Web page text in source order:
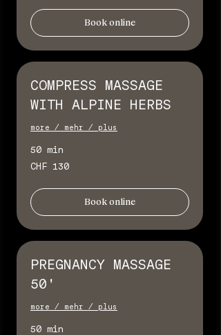
Book online
COMPRESS MASSAGE
WITH ALPINE HERBS
more / mehr / plus
50 min
130
Schweizer
CHF 130
Book online
PREGNANCY MASSAGE
50'
more / mehr / plus
50 min